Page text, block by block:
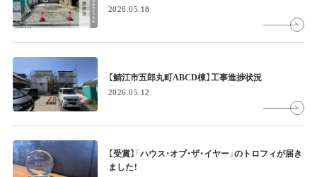
2026.05.18
【鯖江市五郎丸町ABCD棟】工事進捗状況
2026.05.12
【受賞】「ハウス・オブ・ザ・イヤー」のトロフィが届き
ました！